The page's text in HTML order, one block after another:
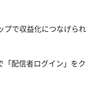
プで収益化につなげられ
「配信者ログイン」をク